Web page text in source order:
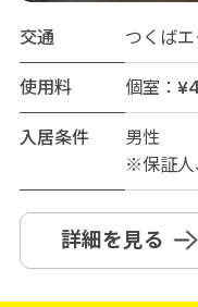
交通
つくば
使用料
個室：
入居条件
男性
※保証人
詳細を見る